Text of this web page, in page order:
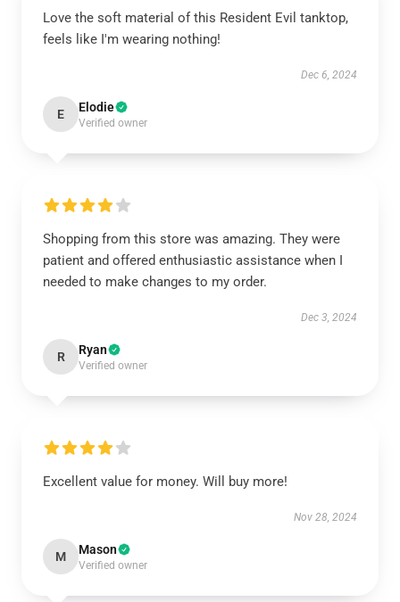
Love the soft material of this Resident Evil tanktop,
feels like I'm wearing nothing!
Dec 6, 2024
E Elodie
Verified owner
Shopping from this store was amazing. They were
patient and offered enthusiastic assistance when I
needed to make changes to my order.
Dec 3, 2024
R Ryan
Verified owner
Excellent value for money. Will buy more!
Nov 28, 2024
M Mason
Verified owner